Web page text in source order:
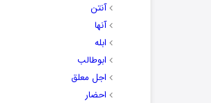
آنتن
آنها
ابله
ابوطالب
اجل معلق
احضار